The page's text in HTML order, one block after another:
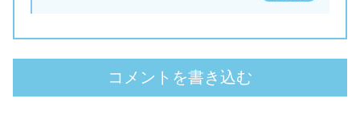
コメントを書き込む